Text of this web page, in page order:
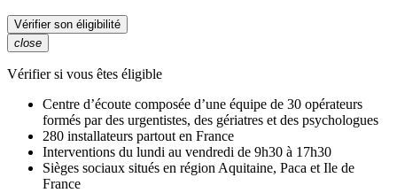
Vérifier son éligibilité
close
Vérifier si vous êtes éligible
Centre d’écoute composée d’une équipe de 30 opérateurs
formés par des urgentistes, des gériatres et des psychologues
280 installateurs partout en France
Interventions du lundi au vendredi de 9h30 à 17h30
Sièges sociaux situés en région Aquitaine, Paca et Ile de
France